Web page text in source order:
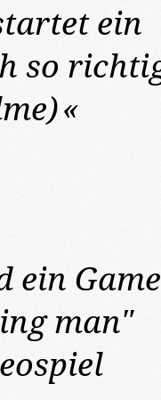
ein
so
«
ein Game
man"